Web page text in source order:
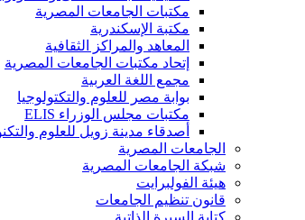
مكتبات الجامعات المصرية
مكتبة الإسكندرية
المعاهد والمراكز الثقافية
إتحاد مكتبات الجامعات المصرية
مجمع اللغة العربية
بوابة مصر للعلوم والتكتولوجيا
مكتبات مجلس الوزراء ELIS
أصدقاء مدينة زويل للعلوم
الجامعات المصرية
شبكة الجامعات المصرية
هيئة الفولبرايت
قانون تنظيم الجامعات
كتابة السيرة الذاتية